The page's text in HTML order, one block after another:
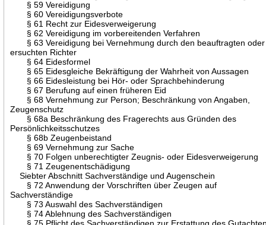
§ 59 Vereidigung
§ 60 Vereidigungsverbote
§ 61 Recht zur Eidesverweigerung
§ 62 Vereidigung im vorbereitenden Verfahren
§ 63 Vereidigung bei Vernehmung durch den beauftragten oder
ersuchten Richter
§ 64 Eidesformel
§ 65 Eidesgleiche Bekräftigung der Wahrheit von Aussagen
§ 66 Eidesleistung bei Hör- oder Sprachbehinderung
§ 67 Berufung auf einen früheren Eid
§ 68 Vernehmung zur Person; Beschränkung von Angaben,
Zeugenschutz
§ 68a Beschränkung des Fragerechts aus Gründen des
Persönlichkeitsschutzes
§ 68b Zeugenbeistand
§ 69 Vernehmung zur Sache
§ 70 Folgen unberechtigter Zeugnis- oder Eidesverweigerung
§ 71 Zeugenentschädigung
Siebter Abschnitt Sachverständige und Augenschein
§ 72 Anwendung der Vorschriften über Zeugen auf
Sachverständige
§ 73 Auswahl des Sachverständigen
§ 74 Ablehnung des Sachverständigen
§ 75 Pflicht des Sachverständigen zur Erstattung des